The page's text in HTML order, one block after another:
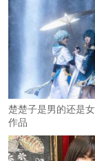
楚楚子是男的还是
作品